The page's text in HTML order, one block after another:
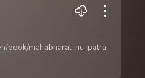
book/mahabharat-nu-patra-